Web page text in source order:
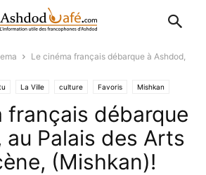
Le cinéma français débarque à Ashdod,
La Ville culture Favoris Mishkan
français débarque
au Palais des Arts
(Mishkan)!